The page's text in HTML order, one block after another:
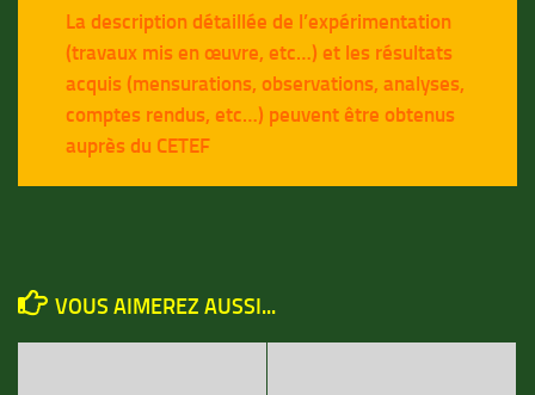
La description détaillée de l’expérimentation
(travaux mis en œuvre, etc…) et les résultats
acquis (mensurations, observations, analyses,
comptes rendus, etc…) peuvent être obtenus
auprès du CETEF
VOUS AIMEREZ AUSSI...